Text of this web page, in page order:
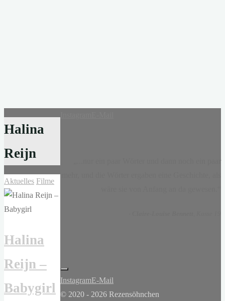
Halina
Reijn
Aktuelles Filme
Halina
Reijn –
Babygirl
InstagramE-Mail
© 2020 - 2026 Rezensöhnchen